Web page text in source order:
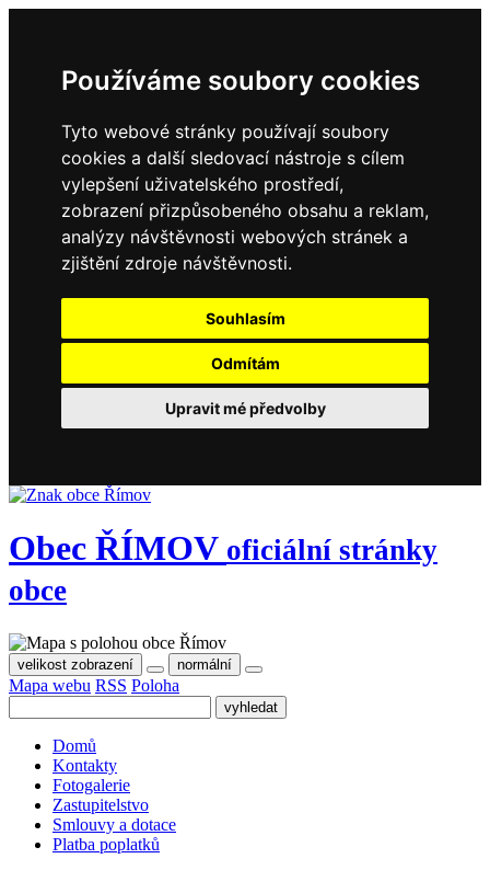
Používáme soubory cookies
Tyto webové stránky používají soubory
cookies a další sledovací nástroje s cílem
vylepšení uživatelského prostředí,
zobrazení přizpůsobeného obsahu a reklam,
analýzy návštěvnosti webových stránek a
zjištění zdroje návštěvnosti.
Souhlasím
Odmítám
Upravit mé předvolby
Obec ŘÍMOV oficiální stránky
obce
velikost zobrazení normální
Mapa webu RSS Poloha
Domů
Kontakty
Fotogalerie
Zastupitelstvo
Smlouvy a dotace
Platba poplatků